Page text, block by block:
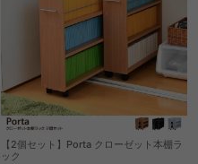
【2個セット】Porta クローゼット本棚ラ
ック